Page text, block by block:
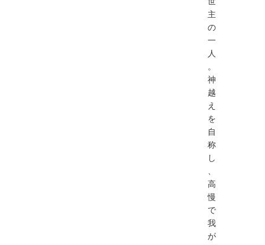
主
の
一
人
。
神
越
え
を
自
称
し
、
高
慢
で
我
が